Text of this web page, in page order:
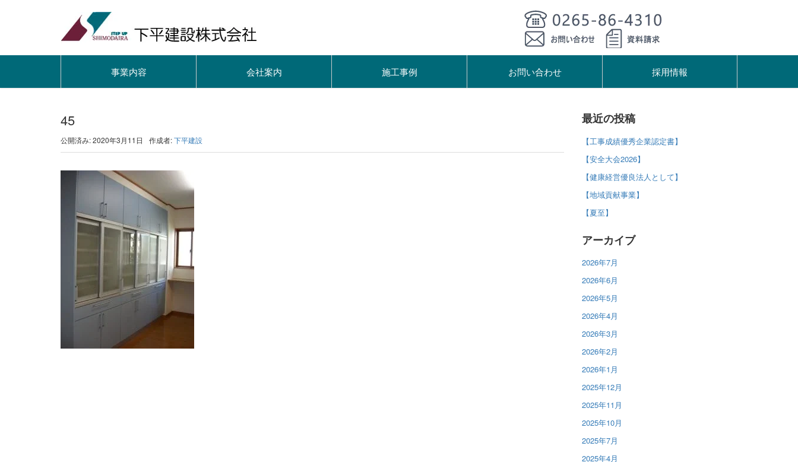
事業内容 会社案内 施工事例 お問い合わせ 採用情報
45
公開済み: 2020年3月11日 作成者:下平建設
最近の投稿
【工事成績優秀企業認定書】
【安全大会2026】
【健康経営優良法人として】
【地域貢献事業】
【夏至】
アーカイブ
2026年7月
2026年6月
2026年5月
2026年4月
2026年3月
2026年2月
2026年1月
2025年12月
2025年11月
2025年10月
2025年7月
2025年4月